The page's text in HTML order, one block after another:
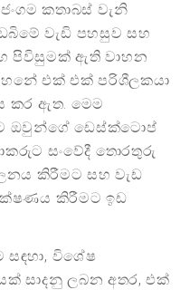
කතාබස් වැනි
වැඩි පහසුව සහ
පිවිසුමක් ඇති වාහන
එක් එක් පරිශීලකයා
කර ඇත. මෙම
ඔවුන්ගේ ඩෙස්ක්ටොප්
සංවේදී තොරතුරු
කිරීමට සහ වැඩ
කිරීමට ඉඩ
විශේෂ
සාදනු ලබන අතර, එක්